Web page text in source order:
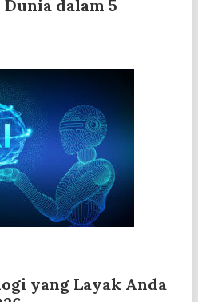
dalam 5
yang Layak Anda